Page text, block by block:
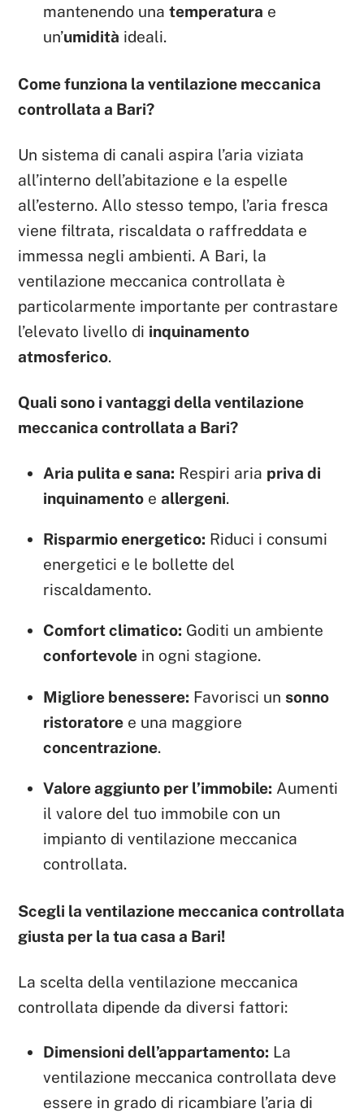
mantenendo unatemperatura e
un’umidità ideali.
Come funziona la ventilazione meccanica
controllata a Bari?
Un sistema di canali aspira l’aria viziata
all’interno dell’abitazione e la espelle
all’esterno. Allo stesso tempo, l’aria fresca
viene filtrata, riscaldata o raffreddata e
immessa negli ambienti. A Bari, la
ventilazione meccanica controllata è
particolarmente importante per contrastare
l’elevato livello di inquinamento
atmosferico.
Quali sono i vantaggi della ventilazione
meccanica controllata a Bari?
Aria pulita e sana: Respiri aria priva di
inquinamento eallergeni.
Risparmio energetico: Riduci i consumi
energetici e le bollette del
riscaldamento.
Comfort climatico: Goditi un ambiente
confortevole in ogni stagione.
Migliore benessere: Favorisci un sonno
ristoratore e una maggiore
concentrazione.
Valore aggiunto per l’immobile: Aumenti
il valore del tuo immobile con un
impianto di ventilazione meccanica
controllata.
Scegli la ventilazione meccanica controllata
giusta per la tua casa a Bari!
La scelta della ventilazione meccanica
controllata dipende da diversi fattori:
Dimensioni dell’appartamento: La
ventilazione meccanica controllata deve
essere in grado di ricambiare l’aria di